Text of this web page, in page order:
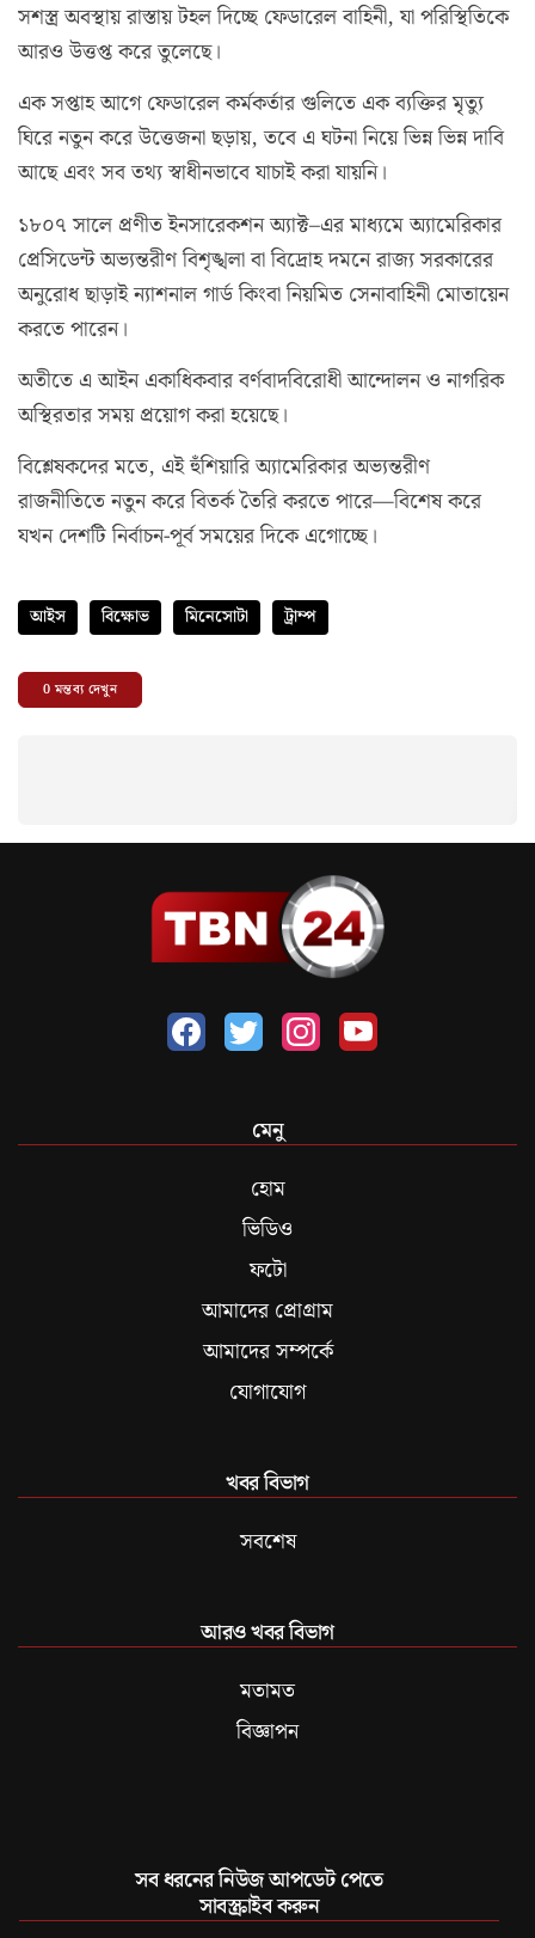
সশস্ত্র অবস্থায় রাস্তায় টহল দিচ্ছে ফেডারেল বাহিনী, যা পরিস্থিতিকে
আরও উত্তপ্ত করে তুলেছে।
এক সপ্তাহ আগে ফেডারেল কর্মকর্তার গুলিতে এক ব্যক্তির মৃত্যু
ঘিরে নতুন করে উত্তেজনা ছড়ায়, তবে এ ঘটনা নিয়ে ভিন্ন ভিন্ন দাবি
আছে এবং সব তথ্য স্বাধীনভাবে যাচাই করা যায়নি।
১৮০৭ সালে প্রণীত ইনসারেকশন অ্যাক্ট–এর মাধ্যমে অ্যামেরিকার
প্রেসিডেন্ট অভ্যন্তরীণ বিশৃঙ্খলা বা বিদ্রোহ দমনে রাজ্য সরকারের
অনুরোধ ছাড়াই ন্যাশনাল গার্ড কিংবা নিয়মিত সেনাবাহিনী মোতায়েন
করতে পারেন।
অতীতে এ আইন একাধিকবার বর্ণবাদবিরোধী আন্দোলন ও নাগরিক
অস্থিরতার সময় প্রয়োগ করা হয়েছে।
বিশ্লেষকদের মতে, এই হুঁশিয়ারি অ্যামেরিকার অভ্যন্তরীণ
রাজনীতিতে নতুন করে বিতর্ক তৈরি করতে পারে—বিশেষ করে
যখন দেশটি নির্বাচন-পূর্ব সময়ের দিকে এগোচ্ছে।
আইস বিক্ষোভ মিনেসোটা ট্রাম্প
0মন্তব্য দেখুন
মেনু
হোম
ভিডিও
ফটো
আমাদের প্রোগ্রাম
আমাদের সম্পর্কে
যোগাযোগ
খবর বিভাগ
সবশেষ
আরও খবর বিভাগ
মতামত
বিজ্ঞাপন
সব ধরনের নিউজ আপডেট পেতে
সাবস্ক্রাইব করুন